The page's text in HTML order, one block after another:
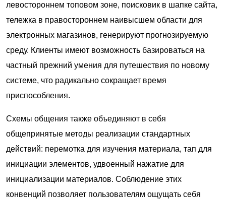
левостороннем топовом зоне, поисковик в шапке сайта,
тележка в правостороннем наивысшем области для
электронных магазинов, генерируют прогнозируемую
среду. Клиенты имеют возможность базироваться на
частный прежний умения для путешествия по новому
системе, что радикально сокращает время
приспособления.
Схемы общения также объединяют в себя
общепринятые методы реализации стандартных
действий: перемотка для изучения материала, тап для
инициации элементов, удвоенный нажатие для
инициализации материалов. Соблюдение этих
конвенций позволяет пользователям ощущать себя